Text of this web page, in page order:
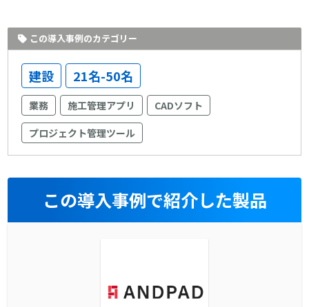
この導入事例のカテゴリー
建設 21名-50名
業務 施工管理アプリ
CADソフト
プロジェクト管理ツール
この導入事例で紹介した製品